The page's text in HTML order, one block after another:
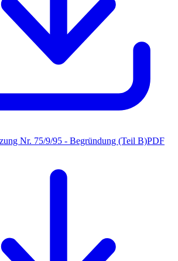
Nr. 75/9/95 - Begründung (Teil B)PDF